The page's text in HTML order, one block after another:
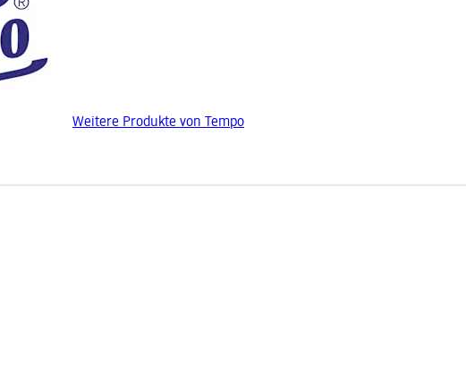
Weitere Produkte von Tempo